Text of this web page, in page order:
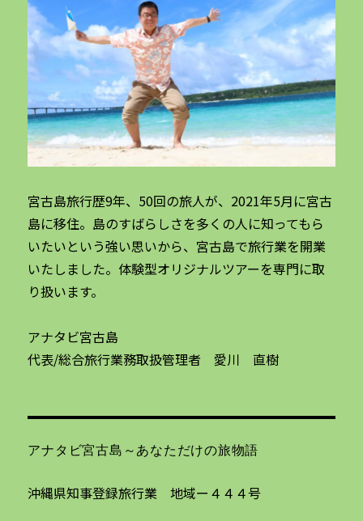
宮古島旅行歴9年、50回の旅人が、2021年5月に宮古
島に移住。島のすばらしさを多くの人に知ってもら
いたいという強い思いから、宮古島で旅行業を開業
いたしました。体験型オリジナルツアーを専門に取
り扱います。
アナタビ宮古島
代表/総合旅行業務取扱管理者 愛川 直樹
アナタビ宮古島～あなただけの旅物語
沖縄県知事登録旅行業 地域ー４４４号